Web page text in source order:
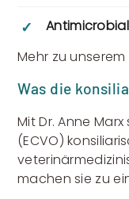
✓
Mehr zu unserem
Was die
Mit Dr. Anne
(ECVO)
machen sie zu